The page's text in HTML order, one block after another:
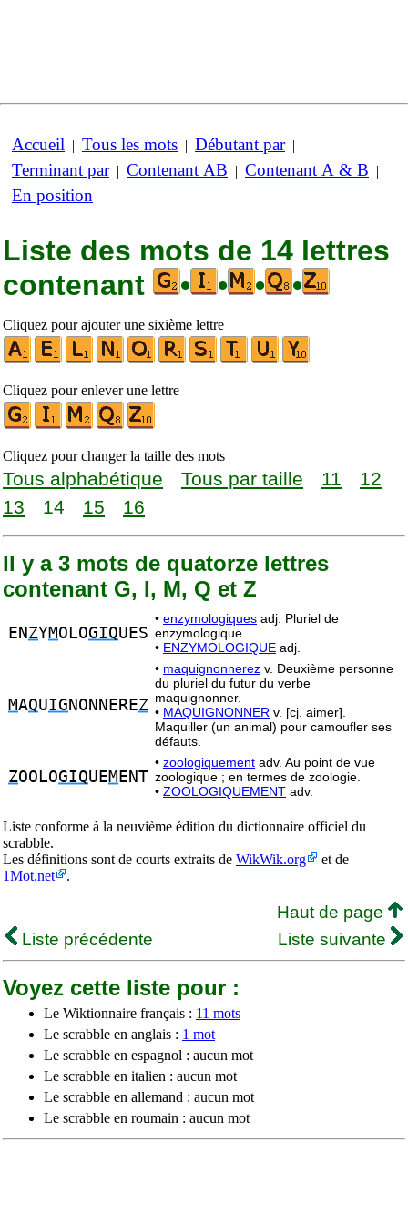
Accueil | Tous les mots | Débutant par|
Terminant par| Contenant AB | Contenant A & B |
En position
Liste des mots de 14 lettres
contenant
• • • •
Cliquez pour ajouter une sixième lettre
Cliquez pour enlever une lettre
Cliquez pour changer la taille des mots
Tous alphabétique Tous par taille 11
12
13
14 15 16
Il y a 3 mots de quatorze lettres
contenant G, I, M, Q et Z
EN ZYMOLOGIQUES
• enzymologiques adj. Pluriel de
enzymologique.
• ENZYMOLOGIQUE adj.
MAQUIG NONNEREZ
• maquignonnerez v. Deuxième personne
du pluriel du futur du verbe
maquignonner.
• MAQUIGNONNER v. [cj. aimer].
Maquiller (un animal) pour camoufler ses
défauts.
ZOOLOGIQUEM ENT
• zoologiquement adv. Au point de vue
zoologique ; en termes de zoologie.
• ZOOLOGIQUEMENT adv.
Liste conforme à la neuvième édition du dictionnaire officiel du
scrabble.
Les définitions sont de courts extraits de WikWik.org
et de
1Mot.net
.
Haut de page
Liste précédente
Liste suivante
Voyez cette liste pour :
Le Wiktionnaire français : 11 mots
Le scrabble en anglais : 1 mot
Le scrabble en espagnol : aucun mot
Le scrabble en italien : aucun mot
Le scrabble en allemand : aucun mot
Le scrabble en roumain : aucun mot